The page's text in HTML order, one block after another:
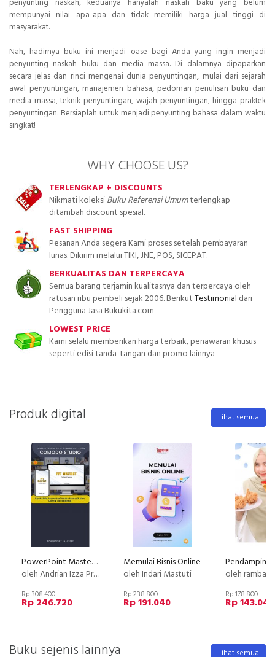
penyunting naskah, keduanya hanyalah naskah baku yang belum
mempunyai nilai apa-apa dan tidak memiliki harga jual tinggi di
masyarakat.
Nah, hadirnya buku ini menjadi oase bagi Anda yang ingin menjadi
penyunting naskah buku dan media massa. Di dalamnya dipaparkan
secara jelas dan rinci mengenai dunia penyuntingan, mulai dari sejarah
awal penyuntingan, manajemen bahasa, pedoman penulisan buku dan
media massa, teknik penyuntingan, wajah penyuntingan, hingga praktek
penyuntingan. Bersiaplah untuk menjadi penyunting bahasa dalam waktu
singkat!
WHY CHOOSE US?
TERLENGKAP + DISCOUNTS
Nikmati koleksiBuku Referensi Umumterlengkap
ditambah discount spesial.
FAST SHIPPING
Pesanan Anda segera Kami proses setelah pembayaran
lunas. Dikirim melalui TIKI, JNE, POS, SICEPAT.
BERKUALITAS DAN TERPERCAYA
Semua barang terjamin kualitasnya dan terpercaya oleh
ratusan ribu pembeli sejak 2006. BerikutTestimonial dari
Pengguna Jasa Bukukita.com
LOWEST PRICE
Kami selalu memberikan harga terbaik, penawaran khusus
seperti edisi tanda-tangan dan promo lainnya
Produk digital Lihat semua
PowerPoint Mastery: Membuat Slide PowerPoint yang Menarik
oleh Andrian Izza Prayudhi
Rp 308.400
Rp 246.720
Memulai Bisnis Online
oleh Indari Mastuti
Rp 238.800
Rp 191.040
oleh rambat
Rp 178.800
Rp 143.040
Buku sejenis lainnya Lihat semua